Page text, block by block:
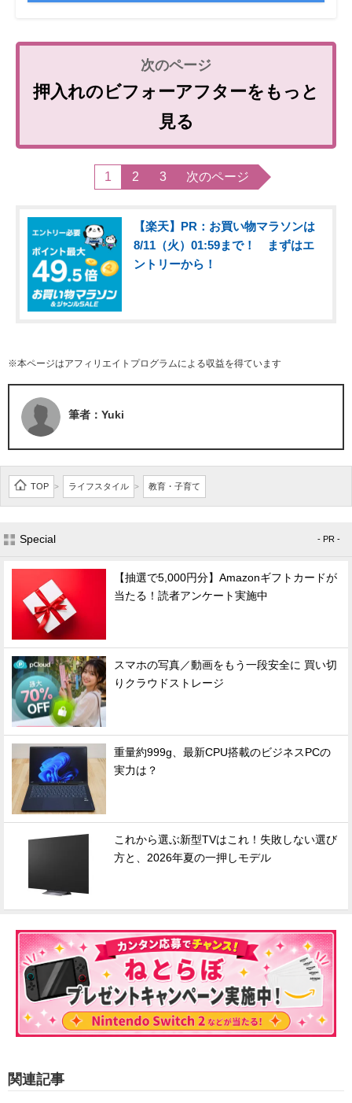
押入れのビフォーアフターをもっと
見る
1 2 3 次のページ
【楽天】PR：お買い物マラソンは
8/11（火）01:59まで！ まずはエ
ントリーから！
※本ページはアフィリエイトプログラムによる収益を得ています
筆者：Yuki
TOP > ライフスタイル > 教育・子育て
Special - PR -
【抽選で5,000円分】Amazonギフトカードが
当たる！読者アンケート実施中
スマホの写真／動画をもう一段安全に 買い切
りクラウドストレージ
重量約999g、最新CPU搭載のビジネスPCの
実力は？
これから選ぶ新型TVはこれ！失敗しない選び
方と、2026年夏の一押しモデル
関連記事